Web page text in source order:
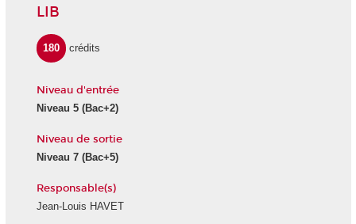
LIB
180 crédits
Niveau d'entrée
Niveau 5 (Bac+2)
Niveau de sortie
Niveau 7 (Bac+5)
Responsable(s)
Jean-Louis HAVET